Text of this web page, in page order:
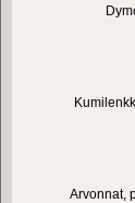
Arvonnat,